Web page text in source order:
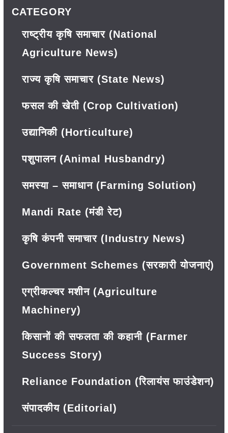
CATEGORY
राष्ट्रीय कृषि समाचार (National
Agriculture News)
राज्य कृषि समाचार (State News)
फसल की खेती (Crop Cultivation)
उद्यानिकी (Horticulture)
पशुपालन (Animal Husbandry)
समस्या – समाधान (Farming Solution)
Mandi Rate (मंडी रेट)
कृषि कंपनी समाचार (Industry News)
Government Schemes (सरकारी योजनाएं)
एग्रीकल्चर मशीन (Agriculture
Machinery)
किसानों की सफलता की कहानी (Farmer
Success Story)
Reliance Foundation (रिलायंस फाउंडेशन)
संपादकीय (Editorial)